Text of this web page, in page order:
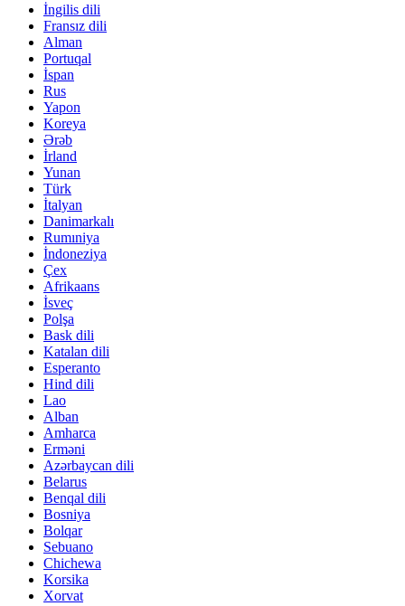
İngilis dili
Fransız dili
Alman
Portuqal
İspan
Rus
Yapon
Koreya
Ərəb
İrland
Yunan
Türk
İtalyan
Danimarkalı
Rumıniya
İndoneziya
Çex
Afrikaans
İsveç
Polşa
Bask dili
Katalan dili
Esperanto
Hind dili
Lao
Alban
Amharca
Erməni
Azərbaycan dili
Belarus
Benqal dili
Bosniya
Bolqar
Sebuano
Chichewa
Korsika
Xorvat